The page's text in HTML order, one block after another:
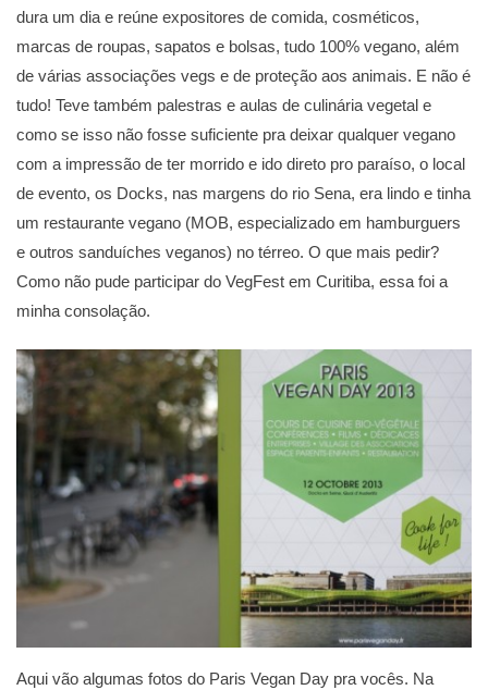
dura um dia e reúne expositores de comida, cosméticos,
marcas de roupas, sapatos e bolsas, tudo 100% vegano, além
de várias associações vegs e de proteção aos animais. E não é
tudo! Teve também palestras e aulas de culinária vegetal e
como se isso não fosse suficiente pra deixar qualquer vegano
com a impressão de ter morrido e ido direto pro paraíso, o local
de evento, os Docks, nas margens do rio Sena, era lindo e tinha
um restaurante vegano (MOB, especializado em hamburguers
e outros sanduíches veganos) no térreo. O que mais pedir?
Como não pude participar do VegFest em Curitiba, essa foi a
minha consolação.
Aqui vão algumas fotos do Paris Vegan Day pra vocês. Na